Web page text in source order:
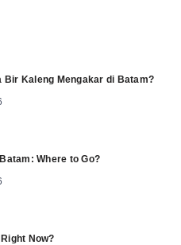
Bir Kaleng Mengakar di Batam?
Where to Go?
Now?